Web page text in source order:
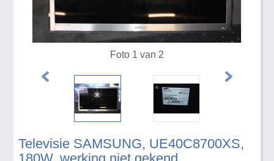
Televisie SAMSUNG, UE40C8700XS,
Foto 1 van 2